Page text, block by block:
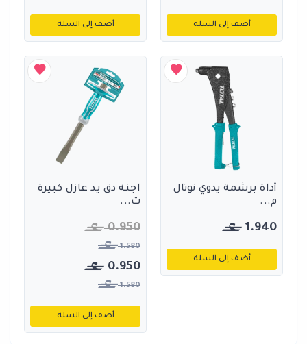
أضف إلى السلة أضف إلى السلة
أداة برشمة يدوي توتال
م...
1.940
أضف إلى السلة
اجنة دق يد عازل كبيرة
ت...
0.950
1.580
0.950
1.580
أضف إلى السلة